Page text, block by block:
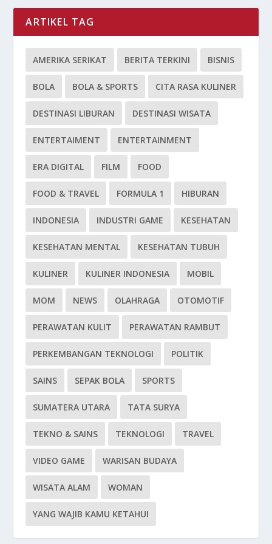
ARTIKEL TAG
AMERIKA SERIKAT BERITA TERKINI BISNIS
BOLA BOLA & SPORTS CITA RASA KULINER
DESTINASI LIBURAN DESTINASI WISATA
ENTERTAIMENT ENTERTAINMENT
ERA DIGITAL FILM FOOD
FOOD & TRAVEL FORMULA 1 HIBURAN
INDONESIA INDUSTRI GAME KESEHATAN
KESEHATAN MENTAL KESEHATAN TUBUH
KULINER KULINER INDONESIA MOBIL
MOM NEWS OLAHRAGA OTOMOTIF
PERAWATAN KULIT PERAWATAN RAMBUT
PERKEMBANGAN TEKNOLOGI POLITIK
SAINS SEPAK BOLA SPORTS
SUMATERA UTARA TATA SURYA
TEKNO & SAINS TEKNOLOGI TRAVEL
VIDEO GAME WARISAN BUDAYA
WISATA ALAM WOMAN
YANG WAJIB KAMU KETAHUI